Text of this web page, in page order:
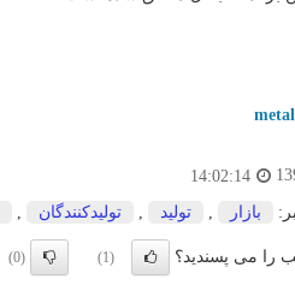
14:02:14
بازار تولید تولیدكنندگان
را می پسندید؟ (1)
(0)